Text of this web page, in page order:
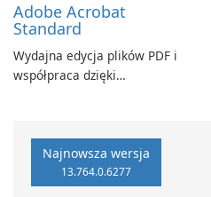
Adobe Acrobat
Standard
Wydajna edycja plików PDF i
współpraca dzięki
Najnowsza wersja
13.764.0.6277